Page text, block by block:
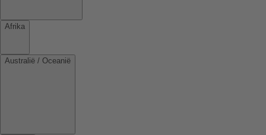
Afrika
Australië / Oceanië